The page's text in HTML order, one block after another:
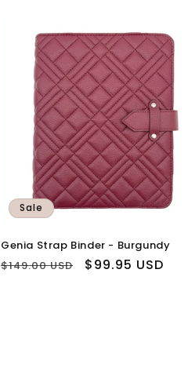
Sale
Genia Strap Binder - Burgundy
Normaler
$149.00 USD Verkaufspreis
$99.95 USD